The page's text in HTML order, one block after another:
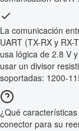
La comunicación
UART (TX-RX y
usa lógica de 2.8 V
usar un divisor
soportadas: 1200-
¿Qué
conector para su